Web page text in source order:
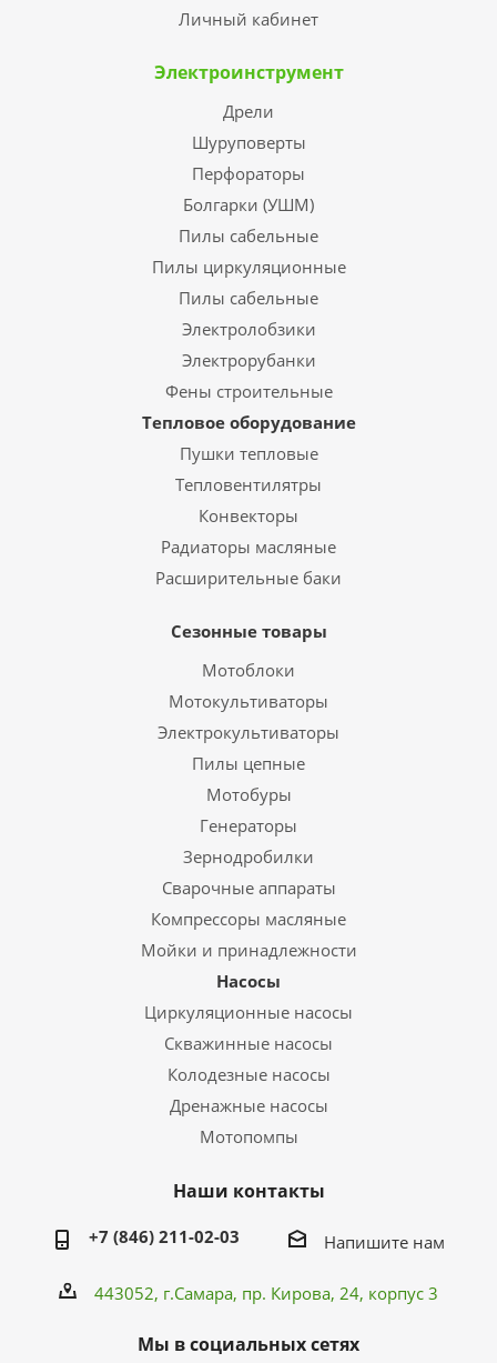
Личный кабинет
Электроинструмент
Дрели
Шуруповерты
Перфораторы
Болгарки (УШМ)
Пилы сабельные
Пилы циркуляционные
Пилы сабельные
Электролобзики
Электрорубанки
Фены строительные
Тепловое оборудование
Пушки тепловые
Тепловентилятры
Конвекторы
Радиаторы масляные
Расширительные баки
Сезонные товары
Мотоблоки
Мотокультиваторы
Электрокультиваторы
Пилы цепные
Мотобуры
Генераторы
Зернодробилки
Сварочные аппараты
Компрессоры масляные
Мойки и принадлежности
Насосы
Циркуляционные насосы
Скважинные насосы
Колодезные насосы
Дренажные насосы
Мотопомпы
Наши контакты
+7 (846) 211-02-03 Напишите нам
443052, г.Самара, пр. Кирова, 24, корпус 3
Мы в социальных сетях